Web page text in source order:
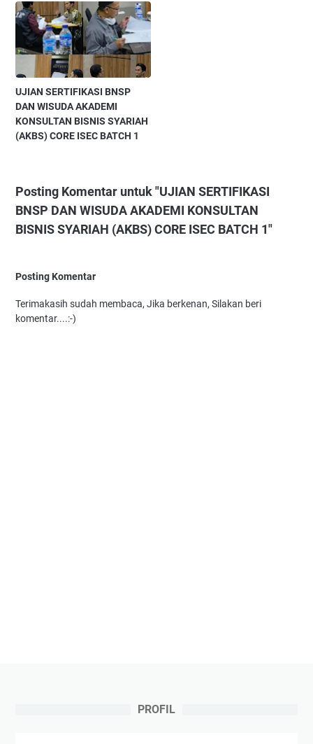
UJIAN SERTIFIKASI BNSP
DAN WISUDA AKADEMI
KONSULTAN BISNIS SYARIAH
(AKBS) CORE ISEC BATCH 1
Posting Komentar untuk "UJIAN SERTIFIKASI
BNSP DAN WISUDA AKADEMI KONSULTAN
BISNIS SYARIAH (AKBS) CORE ISEC BATCH 1"
Posting Komentar
Terimakasih sudah membaca, Jika berkenan, Silakan beri
komentar....:-)
PROFIL